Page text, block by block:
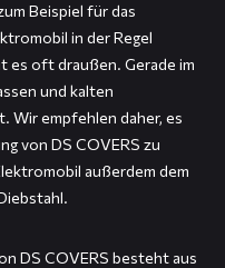
Beispiel für das
in der Regel
es oft draußen. Gerade im
und kalten
Wir empfehlen daher, es
von DS COVERS zu
außerdem dem
DS COVERS besteht aus